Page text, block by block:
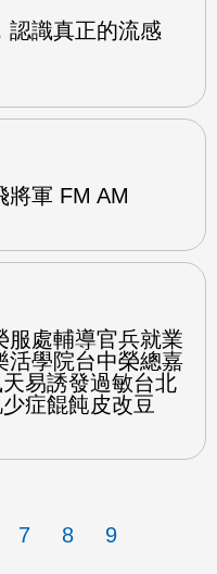
認識真正的流感
將軍 FM AM
服處輔導官兵就業
活學院台中榮總嘉
易誘發過敏台北
症餛飩皮改豆
7 8 9